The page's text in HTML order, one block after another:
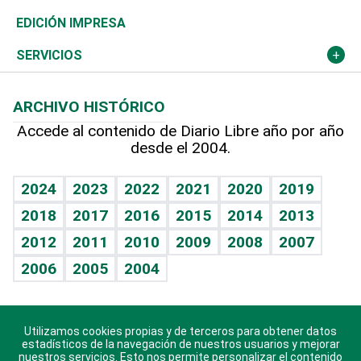
Caribe
Resto del mundo
Global y variable
Economía personal
Novedades
Podcast Arte Libre
Hablando con el pediatra
Vida y familia
Eñe
Celebrando la vida
Sin complejos
En pocas palabras
Escuchando al corazón
Olimpismo
Más deportes
Línea de hit
TBT Deportivo
Noticiero Poteleche
Columnistas
Más firmas
Martes de tecnología
Cambio climático
Deportes
Opinión
Hecho en casa
Guía del dinero
EDICIÓN IMPRESA
SERVICIOS
Cumpleaños
Horóscopos
Crucigramas
ARCHIVO HISTÓRICO
Accede al contenido de Diario Libre año por año
desde el 2004.
2024 2023 2022 2021 2020
2019
2018
2017 2016 2015 2014
2013
2012
2011 2010 2009 2008
2007
2006
2005 2004
Descarga nuestras aplicaciones para Android, iOS y
sistema Huawei.
Utilizamos cookies propias y de terceros para obtener datos
estadísticos de la navegación de nuestros usuarios y mejorar
nuestros servicios. Esto nos permite personalizar el contenido